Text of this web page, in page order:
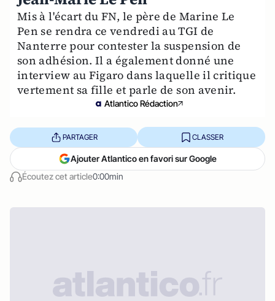
Mis à l'écart du FN, le père de Marine Le
Pen se rendra ce vendredi au TGI de
Nanterre pour contester la suspension de
son adhésion. Il a également donné une
interview au Figaro dans laquelle il critique
vertement sa fille et parle de son avenir.
Atlantico Rédaction
Écoutez cet article0:00min
PARTAGER CLASSER
Ajouter Atlantico en favori sur Google